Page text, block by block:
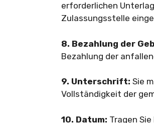
erforderlichen
Zulassungsstelle
8. Bezahlung der
Bezahlung der
9. Unterschrift: Sie
Vollständigkeit der
10. Datum: Tragen